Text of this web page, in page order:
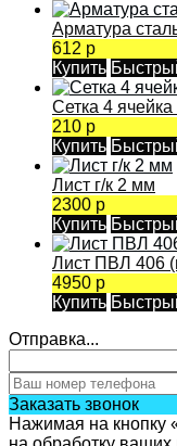
Арматура
612 р
Купить
Сетка 4
210 р
Купить
Лист г/к 2 мм
2300 р
Купить
Лист ПВЛ 406
4950 р
Купить
Отправка...
Заказать звонок
Нажимая на кнопку